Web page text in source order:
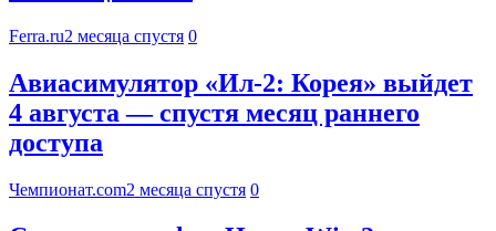
Ferra.ru2 месяца спустя 0
Авиасимулятор «Ил-2: Корея» выйдет
4 августа — спустя месяц раннего
доступа
Чемпионат.com2 месяца спустя 0